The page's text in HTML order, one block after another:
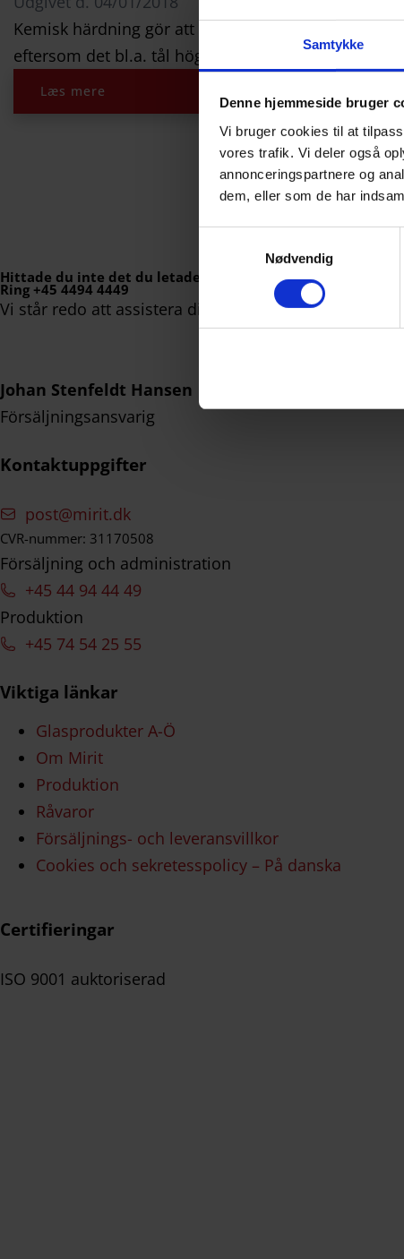
Samtykke
Denne hjemmeside bruger
Vi bruger cookies til at
vores trafik. Vi deler også
annonceringspartnere og
dem, eller som de har
m
v
Nødvendig
Kemisk härdning gör att även tunt glas kan bli
eftersom det bl.a. tål höga temperaturer, slag,
Læs mere
Hittade du inte det du letade efter?
Ring +45 4494 4449
Vi står redo att assistera dig
Johan Stenfeldt Hansen
Försäljningsansvarig
Kontaktuppgifter
post@mirit.dk
CVR-nummer: 31170508
Försäljning och administration
+45 44 94 44 49
Produktion
+45 74 54 25 55
Viktiga länkar
Glasprodukter A-Ö
Om Mirit
Produktion
Råvaror
Försäljnings- och leveransvillkor
Cookies och sekretesspolicy – På danska
Certifieringar
ISO 9001 auktoriserad